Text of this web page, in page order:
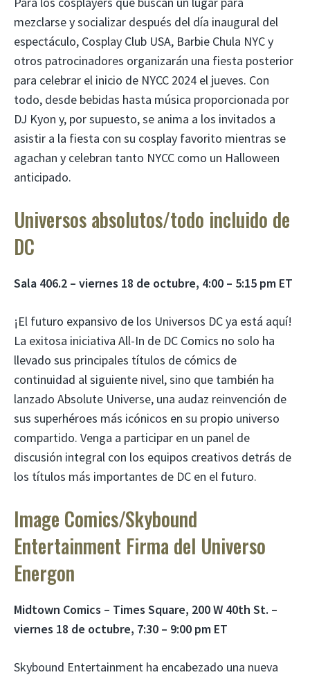
mezclarse y socializar después del día inaugural del
espectáculo, Cosplay Club USA, Barbie Chula NYC y
otros patrocinadores organizarán una fiesta posterior
para celebrar el inicio de NYCC 2024 el jueves. Con
todo, desde bebidas hasta música proporcionada por
DJ Kyon y, por supuesto, se anima a los invitados a
asistir a la fiesta con su cosplay favorito mientras se
agachan y celebran tanto NYCC como un Halloween
anticipado.
Universos absolutos/todo incluido de
DC
Sala 406.2 – viernes 18 de octubre, 4:00 – 5:15 pm ET
¡El futuro expansivo de los Universos DC ya está aquí!
La exitosa iniciativa All-In de DC Comics no solo ha
llevado sus principales títulos de cómics de
continuidad al siguiente nivel, sino que también ha
lanzado Absolute Universe, una audaz reinvención de
sus superhéroes más icónicos en su propio universo
compartido. Venga a participar en un panel de
discusión integral con los equipos creativos detrás de
los títulos más importantes de DC en el futuro.
Image Comics/Skybound
Entertainment Firma del Universo
Energon
Midtown Comics – Times Square, 200 W 40th St. –
viernes 18 de octubre, 7:30 – 9:00 pm ET
Skybound Entertainment ha encabezado una nueva